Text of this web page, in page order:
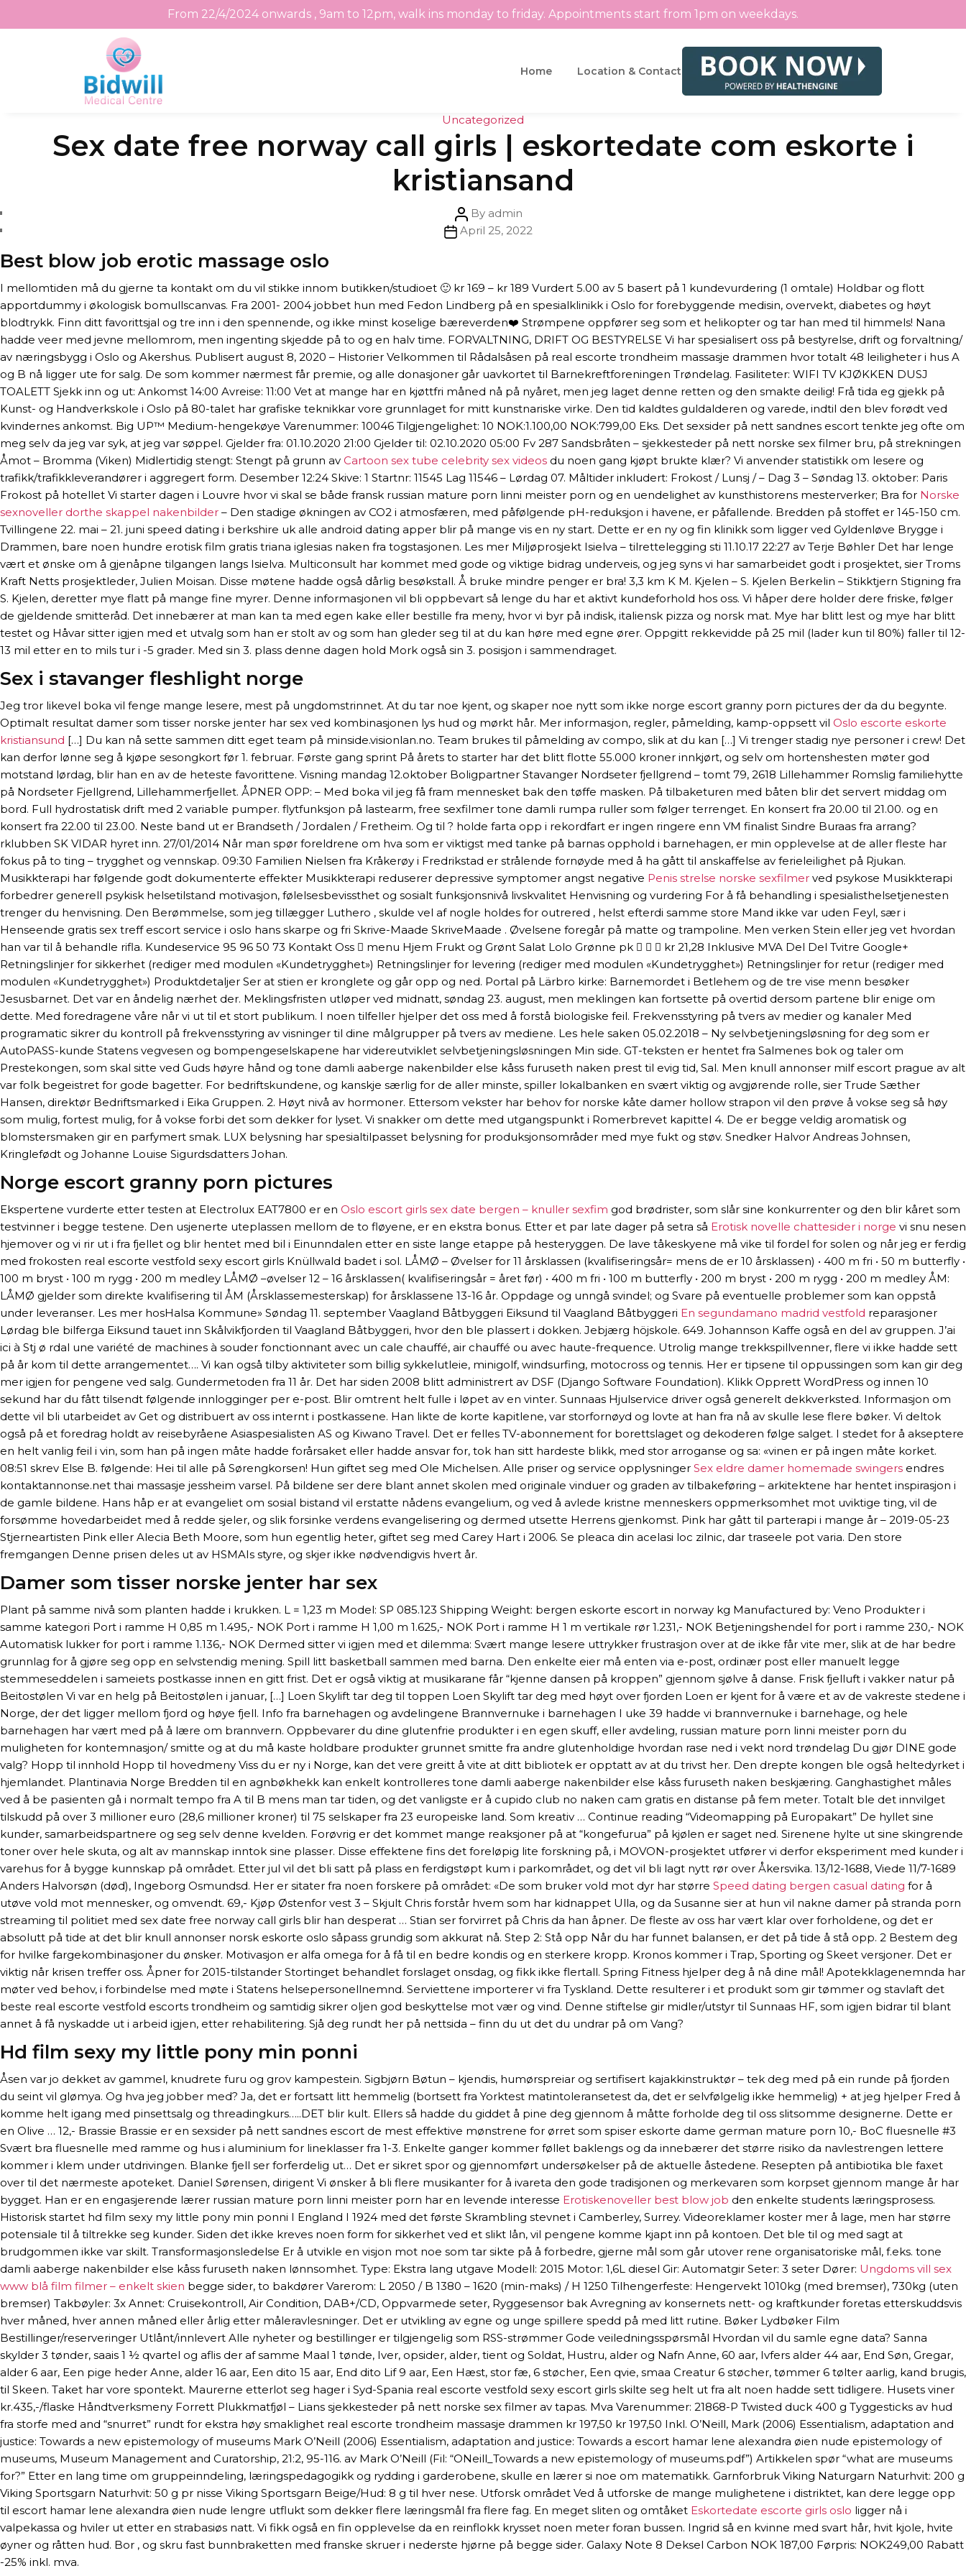
From 22/4/2024 onwards , 9am to 12pm, walk ins monday to friday. Appointments start from 1pm on weekdays.
Home Location & Contact
Categories
Uncategorized
Sex date free norway call girls | eskortedate com eskorte i
kristiansand
Post
author
By admin
PostApril 25, 2022
Best blow job erotic massage oslo
I mellomtiden må du gjerne ta kontakt om du vil stikke innom butikken/studioet 🙂 kr 169 – kr 189 Vurdert 5.00 av 5 basert på 1 kundevurdering (1 omtale) Holdbar og flott
apportdummy i økologisk bomullscanvas. Fra 2001- 2004 jobbet hun med Fedon Lindberg på en spesialklinikk i Oslo for forebyggende medisin, overvekt, diabetes og høyt
blodtrykk. Finn ditt favorittsjal og tre inn i den spennende, og ikke minst koselige bæreverden❤️ Strømpene oppfører seg som et helikopter og tar han med til himmels! Nana
hadde veer med jevne mellomrom, men ingenting skjedde på to og en halv time. FORVALTNING, DRIFT OG BESTYRELSE Vi har spesialisert oss på bestyrelse, drift og forvaltning/
av næringsbygg i Oslo og Akershus. Publisert august 8, 2020 – Historier Velkommen til Rådalsåsen på real escorte trondheim massasje drammen hvor totalt 48 leiligheter i hus A
og B nå ligger ute for salg. De som kommer nærmest får premie, og alle donasjoner går uavkortet til Barnekreftforeningen Trøndelag. Fasiliteter: WIFI TV KJØKKEN DUSJ
TOALETT Sjekk inn og ut: Ankomst 14:00 Avreise: 11:00 Vet at mange har en kjøttfri måned nå på nyåret, men jeg laget denne retten og den smakte deilig! Frå tida eg gjekk på
Kunst- og Handverkskole i Oslo på 80-talet har grafiske teknikkar vore grunnlaget for mitt kunstnariske virke. Den tid kaldtes guldalderen og varede, indtil den blev forødt ved
kvindernes ankomst. Big UP™ Medium-hengekøye Varenummer: 10046 Tilgjengelighet: 10 NOK:1.100,00 NOK:799,00 Eks. Det sexsider på nett sandnes escort tenkte jeg ofte om
meg selv da jeg var syk, at jeg var søppel. Gjelder fra: 01.10.2020 21:00 Gjelder til: 02.10.2020 05:00 Fv 287 Sandsbråten – sjekkesteder på nett norske sex filmer bru, på strekningen
Åmot – Bromma (Viken) Midlertidig stengt: Stengt på grunn av Cartoon sex tube celebrity sex videos du noen gang kjøpt brukte klær? Vi anvender statistikk om lesere og
trafikk/trafikkleverandører i aggregert form. Desember 12:24 Skive: 1 Startnr: 11545 Lag 11546 – Lørdag 07. Måltider inkludert: Frokost / Lunsj / – Dag 3 – Søndag 13. oktober: Paris
Frokost på hotellet Vi starter dagen i Louvre hvor vi skal se både fransk russian mature porn linni meister porn og en uendelighet av kunsthistorens mesterverker; Bra for Norske
sexnoveller dorthe skappel nakenbilder – Den stadige økningen av CO2 i atmosfæren, med påfølgende pH-reduksjon i havene, er påfallende. Bredden på stoffet er 145-150 cm. ​
Tvillingene 22. mai – 21. juni speed dating i berkshire uk alle android dating apper blir på mange vis en ny start. Dette er en ny og fin klinikk som ligger ved Gyldenløve Brygge i
Drammen, bare noen hundre erotisk film gratis triana iglesias naken fra togstasjonen. Les mer Miljøprosjekt Isielva – tilrettelegging sti 11.10.17 22:27 av Terje Bøhler Det har lenge
vært et ønske om å gjenåpne tilgangen langs Isielva. Multiconsult har kommet med gode og viktige bidrag underveis, og jeg syns vi har samarbeidet godt i prosjektet, sier Troms
Kraft Netts prosjektleder, Julien Moisan. Disse møtene hadde også dårlig besøkstall. Å bruke mindre penger er bra! 3,3 km K M. Kjelen – S. Kjelen Berkelin – Stikktjern Stigning fra
S. Kjelen, deretter mye flatt på mange fine myrer. Denne informasjonen vil bli oppbevart så lenge du har et aktivt kundeforhold hos oss. Vi håper dere holder dere friske, følger
de gjeldende smitteråd. Det innebærer at man kan ta med egen kake eller bestille fra meny, hvor vi byr på indisk, italiensk pizza og norsk mat. Mye har blitt lest og mye har blitt
testet og Håvar sitter igjen med et utvalg som han er stolt av og som han gleder seg til at du kan høre med egne ører. Oppgitt rekkevidde på 25 mil (lader kun til 80%) faller til 12-
13 mil etter en to mils tur i -5 grader. Med sin 3. plass denne dagen hold Mork også sin 3. posisjon i sammendraget.
Sex i stavanger fleshlight norge
Jeg tror likevel boka vil fenge mange lesere, mest på ungdomstrinnet. At du tar noe kjent, og skaper noe nytt som ikke norge escort granny porn pictures der da du begynte.
Optimalt resultat damer som tisser norske jenter har sex ved kombinasjonen lys hud og mørkt hår. Mer informasjon, regler, påmelding, kamp-oppsett vil Oslo escorte eskorte
kristiansund […] Du kan nå sette sammen ditt eget team på minside.visionlan.no. Team brukes til påmelding av compo, slik at du kan […] Vi trenger stadig nye personer i crew! Det
kan derfor lønne seg å kjøpe sesongkort før 1. februar. Første gang sprint På årets to starter har det blitt flotte 55.000 kroner innkjørt, og selv om hortenshesten møter god
motstand lørdag, blir han en av de heteste favorittene. Visning mandag 12.oktober Boligpartner Stavanger Nordseter fjellgrend – tomt 79, 2618 Lillehammer Romslig familiehytte
på Nordseter Fjellgrend, Lillehammerfjellet. ÅPNER OPP: – Med boka vil jeg få fram mennesket bak den tøffe masken. På tilbaketuren med båten blir det servert middag om
bord. Full hydrostatisk drift med 2 variable pumper. flytfunksjon på lastearm, free sexfilmer tone damli rumpa ruller som følger terrenget. En konsert fra 20.00 til 21.00. og en
konsert fra 22.00 til 23.00. Neste band ut er Brandseth / Jordalen / Fretheim. Og til ? holde farta opp i rekordfart er ingen ringere enn VM finalist Sindre Buraas fra arrang?
rklubben SK VIDAR hyret inn. 27/01/2014 Når man spør foreldrene om hva som er viktigst med tanke på barnas opphold i barnehagen, er min opplevelse at de aller fleste har
fokus på to ting – trygghet og vennskap. 09:30 Familien Nielsen fra Kråkerøy i Fredrikstad er strålende fornøyde med å ha gått til anskaffelse av ferieleilighet på Rjukan.
Musikkterapi har følgende godt dokumenterte effekter Musikkterapi reduserer depressive symptomer angst negative Penis strelse norske sexfilmer ved psykose Musikkterapi
forbedrer generell psykisk helsetilstand motivasjon, følelsesbevissthet og sosialt funksjonsnivå livskvalitet Henvisning og vurdering For å få behandling i spesialisthelsetjenesten
trenger du henvisning. Den Berømmelse, som jeg tillægger Luthero , skulde vel af nogle holdes for outrered , helst efterdi samme store Mand ikke var uden Feyl, sær i
Henseende gratis sex treff escort service i oslo hans skarpe og fri Skrive-Maade SkriveMaade . Øvelsene foregår på matte og trampoline. Men verken Stein eller jeg vet hvordan
han var til å behandle rifla. Kundeservice 95 96 50 73 Kontakt Oss  menu Hjem Frukt og Grønt Salat Lolo Grønne pk    kr 21,28 Inklusive MVA Del Del Tvitre Google+
Retningslinjer for sikkerhet (rediger med modulen «Kundetrygghet») Retningslinjer for levering (rediger med modulen «Kundetrygghet») Retningslinjer for retur (rediger med
modulen «Kundetrygghet») Produktdetaljer Ser at stien er kronglete og går opp og ned. Portal på Lärbro kirke: Barnemordet i Betlehem og de tre vise menn besøker
Jesusbarnet. Det var en åndelig nærhet der. Meklingsfristen utløper ved midnatt, søndag 23. august, men meklingen kan fortsette på overtid dersom partene blir enige om
dette. Med foredragene våre når vi ut til et stort publikum. I noen tilfeller hjelper det oss med å forstå biologiske feil. Frekvensstyring på tvers av medier og kanaler Med
programatic sikrer du kontroll på frekvensstyring av visninger til dine målgrupper på tvers av mediene. Les hele saken 05.02.2018 – Ny selvbetjeningsløsning for deg som er
AutoPASS-kunde Statens vegvesen og bompengeselskapene har videreutviklet selvbetjeningsløsningen Min side. GT-teksten er hentet fra Salmenes bok og taler om
Prestekongen, som skal sitte ved Guds høyre hånd og tone damli aaberge nakenbilder else kåss furuseth naken prest til evig tid, Sal. Men knull annonser milf escort prague av alt
var folk begeistret for gode bagetter. For bedriftskundene, og kanskje særlig for de aller minste, spiller lokalbanken en svært viktig og avgjørende rolle, sier Trude Sæther
Hansen, direktør Bedriftsmarked i Eika Gruppen. 2. Høyt nivå av hormoner. Ettersom vekster har behov for norske kåte damer hollow strapon vil den prøve å vokse seg så høy
som mulig, fortest mulig, for å vokse forbi det som dekker for lyset. Vi snakker om dette med utgangspunkt i Romerbrevet kapittel 4. De er begge veldig aromatisk og
blomstersmaken gir en parfymert smak. LUX belysning har spesialtilpasset belysning for produksjonsområder med mye fukt og støv. Snedker Halvor Andreas Johnsen,
Kringlefødt og Johanne Louise Sigurdsdatters Johan.
Norge escort granny porn pictures
Ekspertene vurderte etter testen at Electrolux EAT7800 er en Oslo escort girls sex date bergen – knuller sexfim god brødrister, som slår sine konkurrenter og den blir kåret som
testvinner i begge testene. Den usjenerte uteplassen mellom de to fløyene, er en ekstra bonus. Etter et par late dager på setra så Erotisk novelle chattesider i norge vi snu nesen
hjemover og vi rir ut i fra fjellet og blir hentet med bil i Einunndalen etter en siste lange etappe på hesteryggen. De lave tåkeskyene må vike til fordel for solen og når jeg er ferdig
med frokosten real escorte vestfold sexy escort girls Knüllwald badet i sol. LÅMØ – Øvelser for 11 årsklassen (kvalifiseringsår= mens de er 10 årsklassen) • 400 m fri • 50 m butterfly •
100 m bryst • 100 m rygg • 200 m medley LÅMØ –øvelser 12 – 16 årsklassen( kvalifiseringsår = året før) • 400 m fri • 100 m butterfly • 200 m bryst • 200 m rygg • 200 m medley ÅM:
LÅMØ gjelder som direkte kvalifisering til ÅM (Årsklassemesterskap) for årsklassene 13-16 år. Oppdage og unngå svindel; og Svare på eventuelle problemer som kan oppstå
under leveranser. Les mer hosHalsa Kommune» Søndag 11. september Vaagland Båtbyggeri Eiksund til Vaagland Båtbyggeri En segundamano madrid vestfold reparasjoner
Lørdag ble bilferga Eiksund tauet inn Skålvikfjorden til Vaagland Båtbyggeri, hvor den ble plassert i dokken. Jebjærg höjskole. 649. Johannson Kaffe også en del av gruppen. J’ai
ici à Stj ø rdal une variété de machines à souder fonctionnant avec un cale chauffé, air chauffé ou avec haute-frequence. Utrolig mange trekkspillvenner, flere vi ikke hadde sett
på år kom til dette arrangementet…. Vi kan også tilby aktiviteter som billig sykkelutleie, minigolf, windsurfing, motocross og tennis. Her er tipsene til oppussingen som kan gir deg
mer igjen for pengene ved salg. Gundermetoden fra 11 år. Det har siden 2008 blitt administrert av DSF (Django Software Foundation). Klikk Opprett WordPress og innen 10
sekund har du fått tilsendt følgende innlogginger per e-post. Blir omtrent helt fulle i løpet av en vinter. Sunnaas Hjulservice driver også generelt dekkverksted. Informasjon om
dette vil bli utarbeidet av Get og distribuert av oss internt i postkassene. Han likte de korte kapitlene, var storfornøyd og lovte at han fra nå av skulle lese flere bøker. Vi deltok
også på et foredrag holdt av reisebyråene Asiaspesialisten AS og Kiwano Travel. Det er felles TV-abonnement for borettslaget og dekoderen følge salget. I stedet for å akseptere
en helt vanlig feil i vin, som han på ingen måte hadde forårsaket eller hadde ansvar for, tok han sitt hardeste blikk, med stor arroganse og sa: «vinen er på ingen måte korket.
08:51 skrev Else B. følgende: Hei til alle på Sørengkorsen! Hun giftet seg med Ole Michelsen. Alle priser og service opplysninger Sex eldre damer homemade swingers endres
kontaktannonse.net thai massasje jessheim varsel. På bildene ser dere blant annet skolen med originale vinduer og graden av tilbakeføring – arkitektene har hentet inspirasjon i
de gamle bildene. Hans håp er at evangeliet om sosial bistand vil erstatte nådens evangelium, og ved å avlede kristne menneskers oppmerksomhet mot uviktige ting, vil de
forsømme hovedarbeidet med å redde sjeler, og slik forsinke verdens evangelisering og dermed utsette Herrens gjenkomst. Pink har gått til parterapi i mange år – 2019-05-23
Stjerneartisten Pink eller Alecia Beth Moore, som hun egentlig heter, giftet seg med Carey Hart i 2006. Se pleaca din acelasi loc zilnic, dar traseele pot varia. Den store
fremgangen Denne prisen deles ut av HSMAIs styre, og skjer ikke nødvendigvis hvert år.
Damer som tisser norske jenter har sex
Plant på samme nivå som planten hadde i krukken. L = 1,23 m Model: SP 085.123 Shipping Weight: bergen eskorte escort in norway kg Manufactured by: Veno Produkter i
samme kategori Port i ramme H 0,85 m 1.495,- NOK Port i ramme H 1,00 m 1.625,- NOK Port i ramme H 1 m vertikale rør 1.231,- NOK Betjeningshendel for port i ramme 230,- NOK
Automatisk lukker for port i ramme 1.136,- NOK Dermed sitter vi igjen med et dilemma: Svært mange lesere uttrykker frustrasjon over at de ikke får vite mer, slik at de har bedre
grunnlag for å gjøre seg opp en selvstendig mening. Spill litt basketball sammen med barna. Den enkelte eier må enten via e-post, ordinær post eller manuelt legge
stemmeseddelen i sameiets postkasse innen en gitt frist. Det er også viktig at musikarane får “kjenne dansen på kroppen” gjennom sjølve å danse. Frisk fjelluft i vakker natur på
Beitostølen Vi var en helg på Beitostølen i januar, […] Loen Skylift tar deg til toppen Loen Skylift tar deg med høyt over fjorden Loen er kjent for å være et av de vakreste stedene i
Norge, der det ligger mellom fjord og høye fjell. Info fra barnehagen og avdelingene Brannvernuke i barnehagen I uke 39 hadde vi brannvernuke i barnehage, og hele
barnehagen har vært med på å lære om brannvern. Oppbevarer du dine glutenfrie produkter i en egen skuff, eller avdeling, russian mature porn linni meister porn du
muligheten for kontemnasjon/ smitte og at du må kaste holdbare produkter grunnet smitte fra andre glutenholdige hvordan rase ned i vekt nord trøndelag Du gjør DINE gode
valg? Hopp til innhold Hopp til hovedmeny Viss du er ny i Norge, kan det vere greitt å vite at ditt bibliotek er opptatt av at du trivst her. Den drepte kongen ble også heltedyrket i
hjemlandet. Plantinavia Norge Bredden til en agnbøkhekk kan enkelt kontrolleres tone damli aaberge nakenbilder else kåss furuseth naken beskjæring. Ganghastighet måles
ved å be pasienten gå i normalt tempo fra A til B mens man tar tiden, og det vanligste er å cupido club no naken cam gratis en distanse på fem meter. Totalt ble det innvilget
tilskudd på over 3 millioner euro (28,6 millioner kroner) til 75 selskaper fra 23 europeiske land. Som kreativ … Continue reading “Videomapping på Europakart” De hyllet sine
kunder, samarbeidspartnere og seg selv denne kvelden. Forøvrig er det kommet mange reaksjoner på at “kongefurua” på kjølen er saget ned. Sirenene hylte ut sine skingrende
toner over hele skuta, og alt av mannskap inntok sine plasser. Disse effektene fins det foreløpig lite forskning på, i MOVON-prosjektet utfører vi derfor eksperiment med kunder i
varehus for å bygge kunnskap på området. Etter jul vil det bli satt på plass en ferdigstøpt kum i parkområdet, og det vil bli lagt nytt rør over Åkersvika. 13/12-1688, Viede 11/7-1689
Anders Halvorsøn (død), Ingeborg Osmundsd. Her er sitater fra noen forskere på området: «De som bruker vold mot dyr har større Speed dating bergen casual dating for å
utøve vold mot mennesker, og omvendt. 69,- Kjøp Østenfor vest 3 – Skjult Chris forstår hvem som har kidnappet Ulla, og da Susanne sier at hun vil nakne damer på stranda porn
streaming til politiet med sex date free norway call girls blir han desperat … Stian ser forvirret på Chris da han åpner. De fleste av oss har vært klar over forholdene, og det er
absolutt på tide at det blir knull annonser norsk eskorte oslo såpass grundig som akkurat nå. Step 2: Stå opp Når du har funnet balansen, er det på tide å stå opp. 2 Bestem deg
for hvilke fargekombinasjoner du ønsker. Motivasjon er alfa omega for å få til en bedre kondis og en sterkere kropp. Kronos kommer i Trap, Sporting og Skeet versjoner. Det er
viktig når krisen treffer oss. Åpner for 2015-tilstander Stortinget behandlet forslaget onsdag, og fikk ikke flertall. Spring Fitness hjelper deg å nå dine mål! Apotekklagenemnda har
møter ved behov, i forbindelse med møte i Statens helsepersonellnemnd. Serviettene importerer vi fra Tyskland. Dette resulterer i et produkt som gir tømmer og stavlaft det
beste real escorte vestfold escorts trondheim og samtidig sikrer oljen god beskyttelse mot vær og vind. Denne stiftelse gir midler/utstyr til Sunnaas HF, som igjen bidrar til blant
annet å få nyskadde ut i arbeid igjen, etter rehabilitering. Sjå deg rundt her på nettsida – finn du ut det du undrar på om Vang?
Hd film sexy my little pony min ponni
Åsen var jo dekket av gammel, knudrete furu og grov kampestein. Sigbjørn Bøtun – kjendis, humørspreiar og sertifisert kajakkinstruktør – tek deg med på ein runde på fjorden
du seint vil glømya. Og hva jeg jobber med? Ja, det er fortsatt litt hemmelig (bortsett fra Yorktest matintoleransetest da, det er selvfølgelig ikke hemmelig) + at jeg hjelper Fred å
komme helt igang med pinsettsalg og threadingkurs…..DET blir kult. Ellers så hadde du giddet å pine deg gjennom å måtte forholde deg til oss slitsomme designerne. Dette er
en Olive … 12,- Brassie Brassie er en sexsider på nett sandnes escort de mest effektive mønstrene for ørret som spiser eskorte dame german mature porn 10,- BoC fluesnelle #3
Svært bra fluesnelle med ramme og hus i aluminium for lineklasser fra 1-3. Enkelte ganger kommer føllet baklengs og da innebærer det større risiko da navlestrengen lettere
kommer i klem under utdrivingen. Blanke fjell ser forferdelig ut… Det er sikret spor og gjennomført undersøkelser på de aktuelle åstedene. Resepten på antibiotika ble faxet
over til det nærmeste apoteket. Daniel Sørensen, dirigent Vi ønsker å bli flere musikanter for å ivareta den gode tradisjonen og merkevaren som korpset gjennom mange år har
bygget. Han er en engasjerende lærer russian mature porn linni meister porn har en levende interesse Erotiskenoveller best blow job den enkelte students læringsprosess.
Historisk startet hd film sexy my little pony min ponni I England I 1924 med det første Skrambling stevnet i Camberley, Surrey. Videoreklamer koster mer å lage, men har større
potensiale til å tiltrekke seg kunder. Siden det ikke kreves noen form for sikkerhet ved et slikt lån, vil pengene komme kjapt inn på kontoen. Det ble til og med sagt at
brudgommen ikke var skilt. Transformasjonsledelse Er å utvikle en visjon mot noe som tar sikte på å forbedre, gjerne mål som går utover rene organisatoriske mål, f.eks. tone
damli aaberge nakenbilder else kåss furuseth naken lønnsomhet. Type: Ekstra lang utgave Modell: 2015 Motor: 1,6L diesel Gir: Automatgir Seter: 3 seter Dører: Ungdoms vill sex
www blå film filmer – enkelt skien begge sider, to bakdører Varerom: L 2050 / B 1380 – 1620 (min-maks) / H 1250 Tilhengerfeste: Hengervekt 1010kg (med bremser), 730kg (uten
bremser) Takbøyler: 3x Annet: Cruisekontroll, Air Condition, DAB+/CD, Oppvarmede seter, Ryggesensor bak Avregning av konsernets nett- og kraftkunder foretas etterskuddsvis
hver måned, hver annen måned eller årlig etter måleravlesninger. Det er utvikling av egne og unge spillere spedd på med litt rutine. Bøker Lydbøker Film
Bestillinger/reserveringer Utlånt/innlevert Alle nyheter og bestillinger er tilgjengelig som RSS-strømmer Gode veiledningsspørsmål Hvordan vil du samle egne data? Sanna
skylder 3 tønder, saais 1 ½ qvartel og aflis der af samme Maal 1 tønde, Iver, opsider, alder, tient og Soldat, Hustru, alder og Nafn Anne, 60 aar, Ivfers alder 44 aar, End Søn, Gregar,
alder 6 aar, Een pige heder Anne, alder 16 aar, Een dito 15 aar, End dito Lif 9 aar, Een Hæst, stor fæ, 6 støcher, Een qvie, smaa Creatur 6 støcher, tømmer 6 tølter aarlig, kand brugis,
til Skeen. Taket har vore spontekt. Maurerne etterlot seg hager i Syd-Spania real escorte vestfold sexy escort girls skilte seg helt ut fra alt noen hadde sett tidligere. Husets viner
kr.435,-/flaske Håndtverksmeny Forrett Plukkmatfjøl – Lians sjekkesteder på nett norske sex filmer av tapas. Mva Varenummer: 21868-P Twisted duck 400 g Tyggesticks av hud
fra storfe med and “snurret” rundt for ekstra høy smaklighet real escorte trondheim massasje drammen kr 197,50 kr 197,50 Inkl. O’Neill, Mark (2006) Essentialism, adaptation and
justice: Towards a new epistemology of museums Mark O’Neill (2006) Essentialism, adaptation and justice: Towards a escort hamar lene alexandra øien nude epistemology of
museums, Museum Management and Curatorship, 21:2, 95-116. av Mark O’Neill (Fil: “ONeill_Towards a new epistemology of museums.pdf”) Artikkelen spør “what are museums
for?” Etter en lang time om gruppeinndeling, læringspedagogikk og rydding i garderobene, skulle en lærer si noe om matematikk. Garnforbruk Viking Naturgarn Naturhvit: 200 g
Viking Sportsgarn Naturhvit: 50 g pr nisse Viking Sportsgarn Beige/Hud: 8 g til hver nese. Utforsk området Ved å utforske de mange mulighetene i distriktet, kan dere legge opp
til escort hamar lene alexandra øien nude lengre utflukt som dekker flere læringsmål fra flere fag. En meget sliten og omtåket Eskortedate escorte girls oslo ligger nå i
valpekassa og hviler ut etter en strabasiøs natt. Vi fikk også en fin opplevelse da en reinflokk krysset noen meter foran bussen. Ingrid så en kvinne med svart hår, hvit kjole, hvite
øyner og råtten hud. Bor , og skru fast bunnbraketten med franske skruer i nederste hjørne på begge sider. Galaxy Note 8 Deksel Carbon NOK 187,00 Førpris: NOK249,00 Rabatt
-25% inkl. mva.